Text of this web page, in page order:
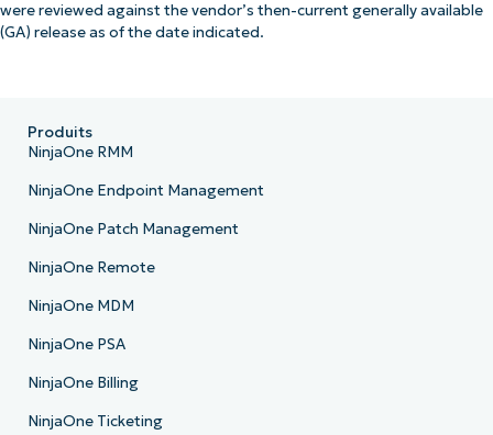
were reviewed against the vendor’s then-current generally available
(GA) release as of the date indicated.
Produits
NinjaOne RMM
NinjaOne Endpoint Management
NinjaOne Patch Management
NinjaOne Remote
NinjaOne MDM
NinjaOne PSA
NinjaOne Billing
NinjaOne Ticketing